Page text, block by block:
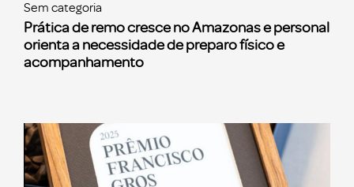
Sem categoria
Prática de remo cresce no Amazonas e personal
orienta a necessidade de preparo físico e
acompanhamento